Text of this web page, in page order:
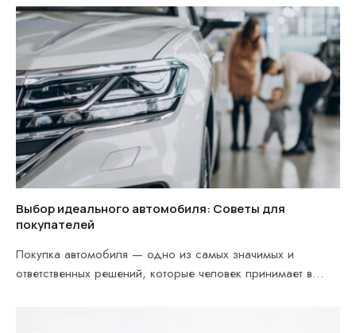
Выбор идеального автомобиля: Советы для
покупателей
Покупка автомобиля — одно из самых значимых и
ответственных решений, которые человек принимает в